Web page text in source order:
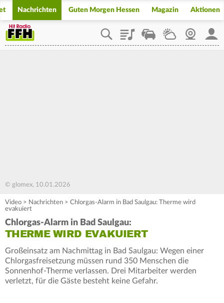
Nachrichten Guten Morgen Hessen Magazin Aktionen
PlaylistStaupilotWetterWebcam
© glomex, 10.01.2026
Video > Nachrichten > Chlorgas-Alarm in Bad Saulgau: Therme wird
evakuiert
Chlorgas-Alarm in Bad Saulgau:
THERME WIRD EVAKUIERT
Großeinsatz am Nachmittag in Bad Saulgau: Wegen einer
Chlorgasfreisetzung müssen rund 350 Menschen die
Sonnenhof-Therme verlassen. Drei Mitarbeiter werden
verletzt, für die Gäste besteht keine Gefahr.